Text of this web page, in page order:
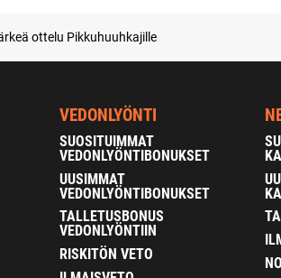
ottelu Pikkuhuuhkajille
VEDONLYÖNTI
SUOSITUIMMAT
VEDONLYÖNTIBONUKSET
UUSIMMAT
VEDONLYÖNTIBONUKSET
TALLETUSBONUS
VEDONLYÖNTIIN
RISKITÖN VETO